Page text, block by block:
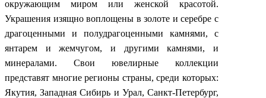
окружающим миром или женской красотой.
Украшения изящно воплощены в золоте и серебре с
драгоценными и полудрагоценными камнями, с
янтарем и жемчугом, и другими камнями, и
минералами. Свои ювелирные коллекции
представят многие регионы страны, среди которых:
Якутия, Западная Сибирь и Урал, Санкт-Петербург,